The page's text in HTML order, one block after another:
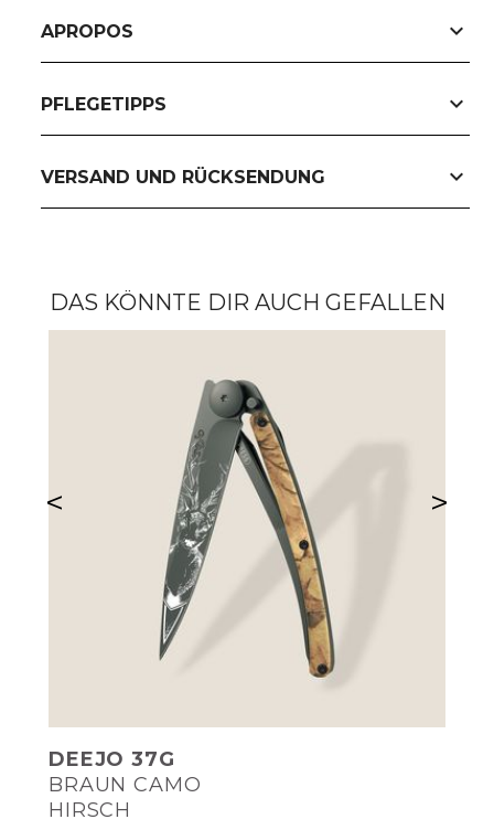
APROPOS expand_more
PFLEGETIPPS expand_more
VERSAND UND RÜCKSENDUNG expand_more
DAS KÖNNTE DIR AUCH GEFALLEN
DEEJO 37G
BRAUN CAMO
HIRSCH
< >